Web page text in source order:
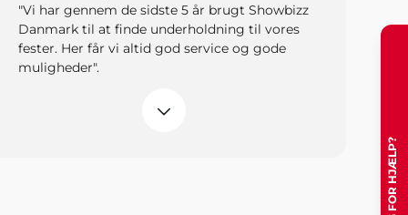
"Vi har gennem de sidste 5 år brugt Showbizz
Danmark til at finde underholdning til vores
fester. Her får vi altid god service og gode
muligheder".